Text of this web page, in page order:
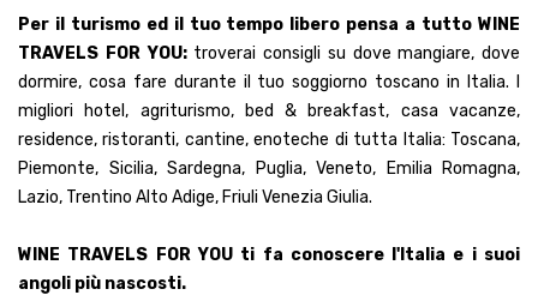
Per il turismo ed il tuo tempo libero pensa a tutto WINE
TRAVELS FOR YOU:troverai consigli su dove mangiare, dove
dormire, cosa fare durante il tuo soggiorno toscano in Italia. I
migliori hotel, agriturismo, bed & breakfast, casa vacanze,
residence, ristoranti, cantine, enoteche di tutta Italia: Toscana,
Piemonte, Sicilia, Sardegna, Puglia, Veneto, Emilia Romagna,
Lazio, Trentino Alto Adige, Friuli Venezia Giulia.
WINE TRAVELS FOR YOU ti fa conoscere l'Italia e i suoi
angoli più nascosti.